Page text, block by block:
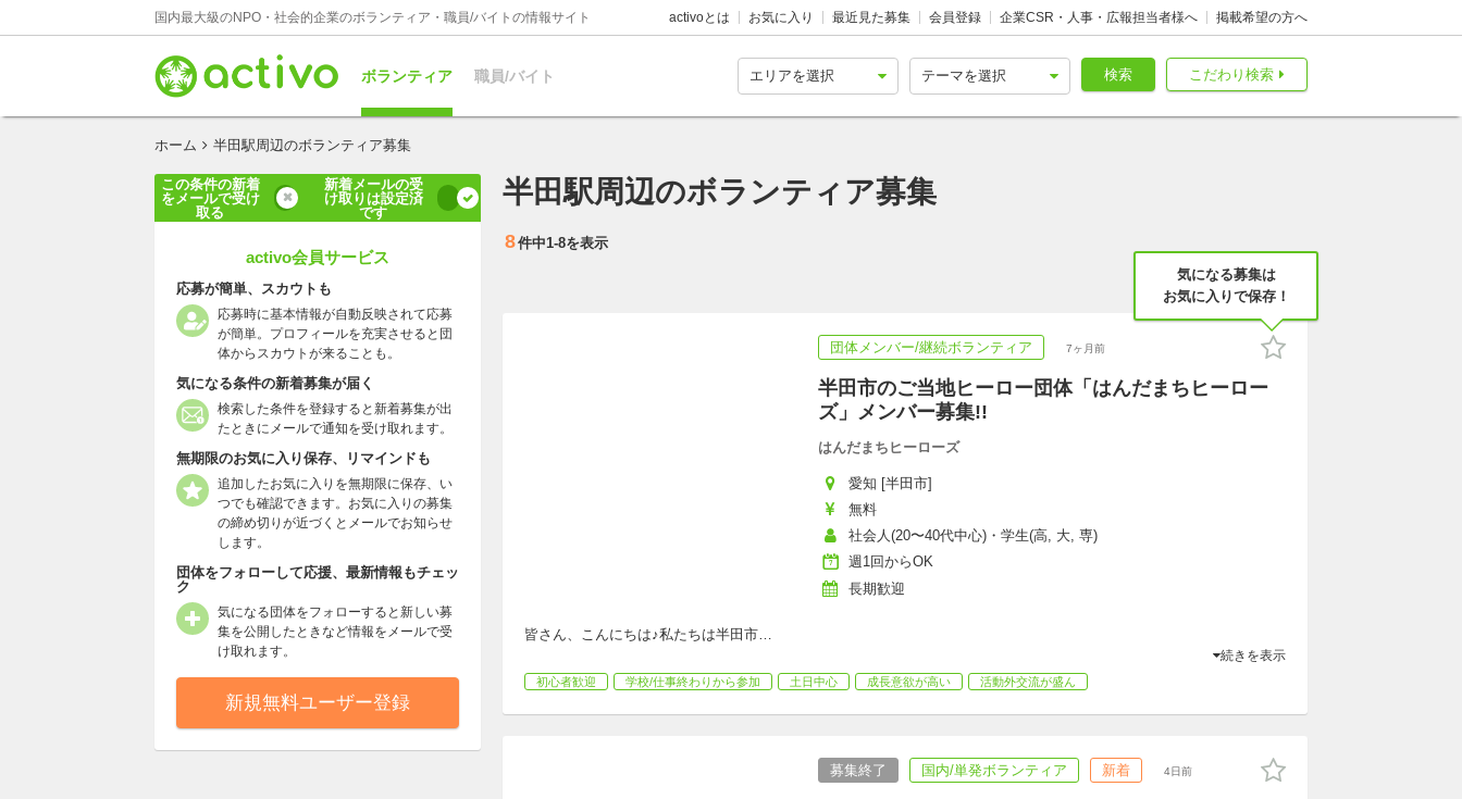
国内最大級のNPO・社会的企業のボランティア・職員/バイトの情報サイト activoとは お気に入り 最近見た募集 会員登録 企業CSR・人事・広報担当者様へ 掲載希望の方へ
ボランティア 職員/バイト こだわり検索
検索
ホーム 半田駅周辺のボランティア募集
半田駅周辺のボランティア募集
8件中1-8を表示
気になる募集は
お気に入りで保存！
団体メンバー/継続ボランティア 7ヶ月前
半田市のご当地ヒーロー団体「はんだまちヒーロー
ズ」メンバー募集!!
はんだまちヒーローズ
愛知 [半田市]
無料
社会人(20〜40代中心)・学生(高, 大, 専)
週1回からOK
長期歓迎
皆さん、こんにちは♪私たちは半田市…
続きを表示
初心者歓迎 学校/仕事終わりから参加 土日中心 成長意欲が高い 活動外交流が盛ん
募集終了 国内/単発ボランティア 新着 4日前
この条件の新着
をメールで受け
取る
新着メールの受
け取りは設定済
です
activo会員サービス
応募が簡単、スカウトも
応募時に基本情報が自動反映されて応募
が簡単。プロフィールを充実させると団
体からスカウトが来ることも。
気になる条件の新着募集が届く
検索した条件を登録すると新着募集が出
たときにメールで通知を受け取れます。
無期限のお気に入り保存、リマインドも
追加したお気に入りを無期限に保存、い
つでも確認できます。お気に入りの募集
の締め切りが近づくとメールでお知らせ
します。
団体をフォローして応援、最新情報もチェッ
ク
気になる団体をフォローすると新しい募
集を公開したときなど情報をメールで受
け取れます。
新規無料ユーザー登録